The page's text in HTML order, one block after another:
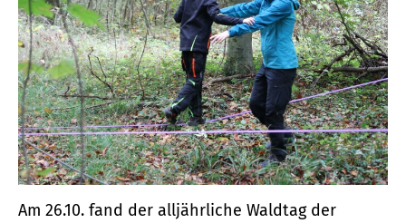
Am 26.10. fand der alljährliche Waldtag der